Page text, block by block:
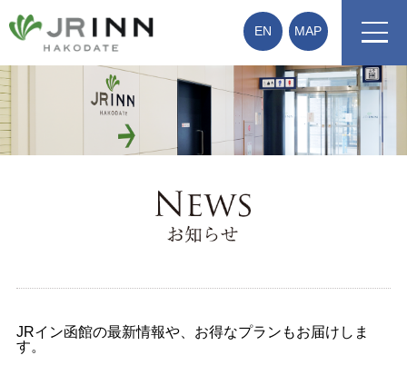
EN MAP
JRイン函館の最新情報や、お得なプランもお届けしま
す。